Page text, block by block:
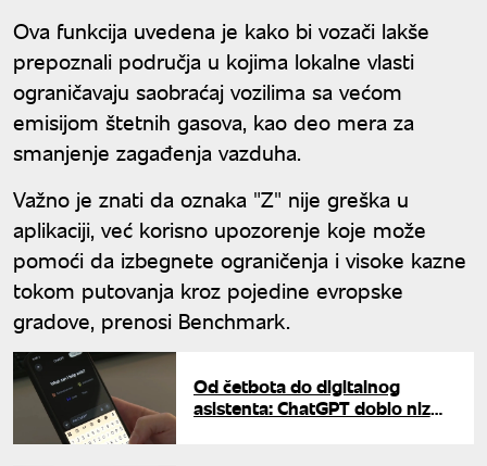
Ova funkcija uvedena je kako bi vozači lakše
prepoznali područja u kojima lokalne vlasti
ograničavaju saobraćaj vozilima sa većom
emisijom štetnih gasova, kao deo mera za
smanjenje zagađenja vazduha.
Važno je znati da oznaka "Z" nije greška u
aplikaciji, već korisno upozorenje koje može
pomoći da izbegnete ograničenja i visoke kazne
tokom putovanja kroz pojedine evropske
gradove, prenosi Benchmark.
Od četbota do digitalnog
asistenta: ChatGPT dobio niz